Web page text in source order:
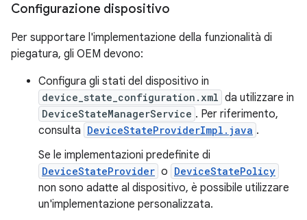
Configurazione dispositivo
Per supportare l'implementazione della funzionalità di
piegatura, gli OEM devono:
Configura gli stati del dispositivo in
device_state_configuration.xml da utilizzare in
DeviceStateManagerService . Per riferimento,
consulta DeviceStateProviderImpl.java .
Se le implementazioni predefinite di
DeviceStateProvider o DeviceStatePolicy
non sono adatte al dispositivo, è possibile utilizzare
un'implementazione personalizzata.